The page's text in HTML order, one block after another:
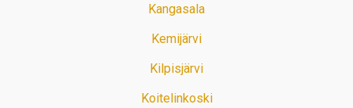
Kangasala
Kemijärvi
Kilpisjärvi
Koitelinkoski